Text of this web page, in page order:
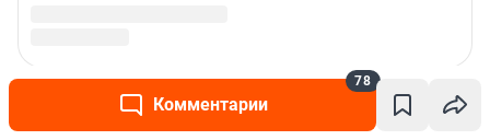
Комментарии
78